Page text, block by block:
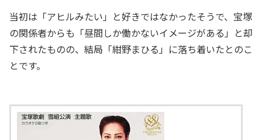
当初は「アヒルみたい」と好きではなかったそうで、宝塚
の関係者からも「昼間しか働かないイメージがある」と却
下されたものの、結局「紺野まひる」に落ち着いたとのこ
とです。